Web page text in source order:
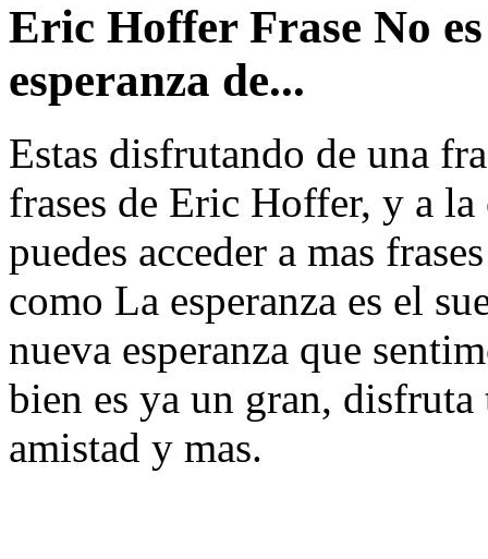
Eric Hoffer Frase No
esperanza de...
Estas disfrutando de una
frases de Eric Hoffer, y a la
puedes acceder a mas
como La esperanza es el
nueva esperanza que
bien es ya un gran, disfruta
amistad y mas.